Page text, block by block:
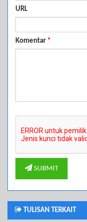
URL
Komentar *
SUBMIT
TULISAN TERKAIT